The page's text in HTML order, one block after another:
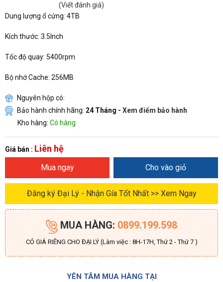
(Viết đánh giá)
Dung lượng ổ cứng: 4TB
Kích thước: 3.5Inch
Tốc độ quay: 5400rpm
Bộ nhớ Cache: 256MB
Nguyên hộp có:
Bảo hành chính hãng: 24 Tháng - Xem điểm bảo hành
Kho hàng: Có hàng
Giá bán : Liên hệ
Mua ngay Cho vào giỏ
Đăng ký Đại Lý - Nhận Gía Tốt Nhất >> Xem Ngay
MUA HÀNG: 0899.199.598
CÓ GIÁ RIÊNG CHO ĐẠI LÝ (Làm việc : 8H-17H, Thứ 2 - Thứ 7 )
YÊN TÂM MUA HÀNG TẠI